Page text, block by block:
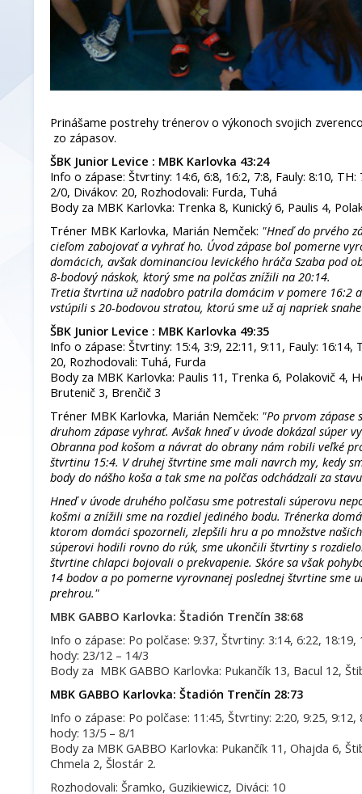
Prinášame postrehy trénerov o výkonoch svojich
zo zápasov.
ŠBK Junior Levice : MBK Karlovka 43:24
Info o zápase: Štvrtiny: 14:6, 6:8, 16:2, 7:8, Fauly: 8:10, TH:
2/0, Divákov: 20, Rozhodovali: Furda, Tuhá
Body za MBK Karlovka: Trenka 8, Kunický 6, Paulis 4,
Tréner MBK Karlovka, Marián Nemček: "Hneď do prvého
cieľom zabojovať a vyhrať ho. Úvod zápase bol pomerne
domácich, avšak dominanciou levického hráča Szaba pod
8-bodový náskok, ktorý sme na polčas znížili na 20:14.
Tretia štvrtina už nadobro patrila domácim v pomere 16:2
vstúpili s 20-bodovou stratou, ktorú sme už aj napriek
ŠBK Junior Levice : MBK Karlovka 49:35
Info o zápase: Štvrtiny: 15:4, 3:9, 22:11, 9:11, Fauly:
20, Rozhodovali: Tuhá, Furda
Body za MBK Karlovka: Paulis 11, Trenka 6, Polakovič 4,
Brutenič 3, Brenčič 3
Tréner MBK Karlovka, Marián Nemček: "Po prvom zápase
druhom zápase vyhrať. Avšak hneď v úvode dokázal súper
Obranna pod košom a návrat do obrany nám robili veľké
štvrtinu 15:4. V druhej štvrtine sme mali navrch my, kedy
body do nášho koša a tak sme na polčas odchádzali za
Hneď v úvode druhého polčasu sme potrestali súperovu
košmi a znížili sme na rozdiel jediného bodu. Trénerka
ktorom domáci spozorneli, zlepšili hru a po množstve
súperovi hodili rovno do rúk, sme ukončili štvrtiny s
štvrtine chlapci bojovali o prekvapenie. Skóre sa však
14 bodov a po pomerne vyrovnanej poslednej štvrtine sme
prehrou."
MBK GABBO Karlovka: Štadión Trenčín 38:68
Info o zápase: Po polčase: 9:37, Štvrtiny: 3:14, 6:22,
hody: 23/12 – 14/3
Body za MBK GABBO Karlovka: Pukančík 13, Bacul 12,
MBK GABBO Karlovka: Štadión Trenčín 28:73
Info o zápase: Po polčase: 11:45, Štvrtiny: 2:20, 9:25,
hody: 13/5 – 8/1
Body za MBK GABBO Karlovka: Pukančík 11, Ohajda 6,
Chmela 2, Šlostár 2.
Rozhodovali: Šramko, Guzikiewicz, Diváci: 10